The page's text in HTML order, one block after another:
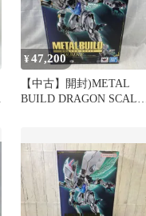
¥47,200
【中古】開封)METAL
BUILD DRAGON SCALE